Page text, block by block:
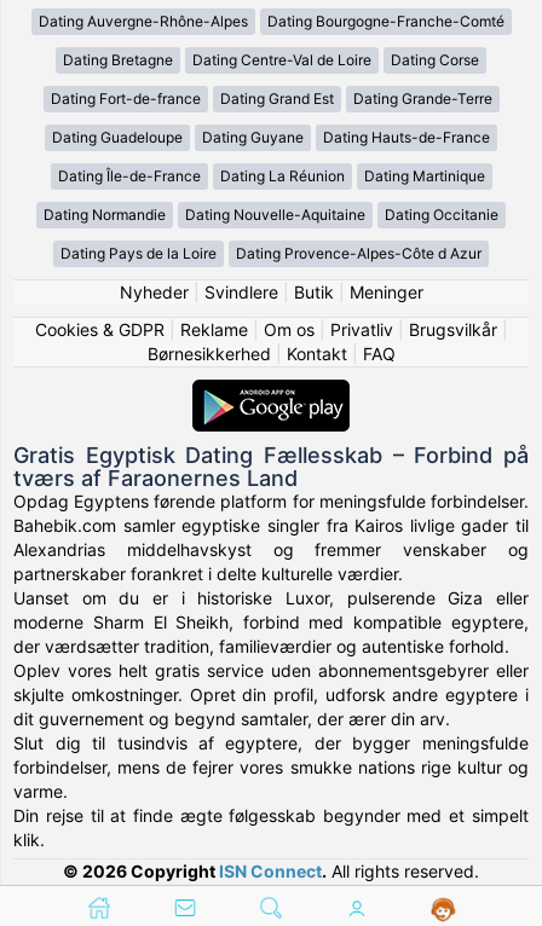
Dating Auvergne-Rhône-Alpes Dating Bourgogne-Franche-Comté
Dating Bretagne Dating Centre-Val de Loire Dating Corse
Dating Fort-de-france Dating Grand Est Dating Grande-Terre
Dating Guadeloupe Dating Guyane Dating Hauts-de-France
Dating Île-de-France Dating La Réunion Dating Martinique
Dating Normandie Dating Nouvelle-Aquitaine Dating Occitanie
Dating Pays de la Loire Dating Provence-Alpes-Côte d Azur
Nyheder| Svindlere| Butik
Meninger
Cookies & GDPR
Reklame| Om os| Privatliv| Brugsvilkår|
Børnesikkerhed
Kontakt| FAQ
Gratis Egyptisk Dating Fællesskab – Forbind på
tværs af Faraonernes Land
Opdag Egyptens førende platform for meningsfulde forbindelser.
Bahebik.com samler egyptiske singler fra Kairos livlige gader til
Alexandrias middelhavskyst og fremmer venskaber og
partnerskaber forankret i delte kulturelle værdier.
Uanset om du er i historiske Luxor, pulserende Giza eller
moderne Sharm El Sheikh, forbind med kompatible egyptere,
der værdsætter tradition, familieværdier og autentiske forhold.
Oplev vores helt gratis service uden abonnementsgebyrer eller
skjulte omkostninger. Opret din profil, udforsk andre egyptere i
dit guvernement og begynd samtaler, der ærer din arv.
Slut dig til tusindvis af egyptere, der bygger meningsfulde
forbindelser, mens de fejrer vores smukke nations rige kultur og
varme.
Din rejse til at finde ægte følgesskab begynder med et simpelt
klik.
© 2026 Copyright ISN Connect. All rights reserved.